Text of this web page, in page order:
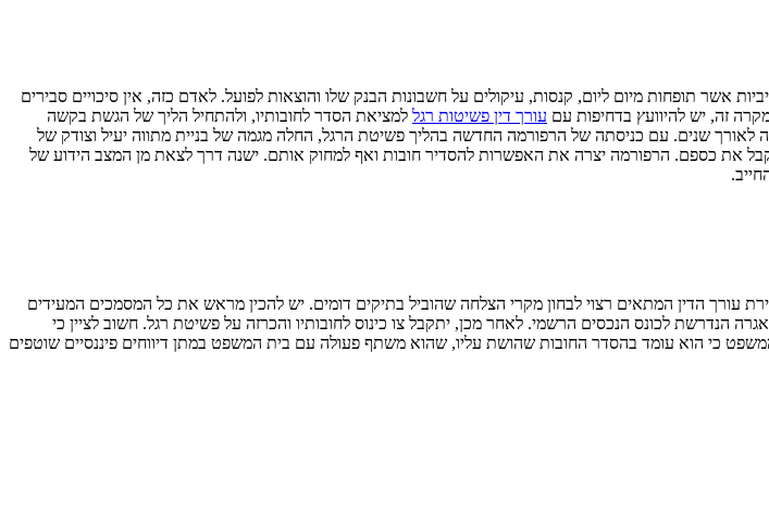
אשר תופחות מיום ליום, קנסות, עיקולים על חשבונות הבנק שלו והוצאות לפועל. לאדם כזה, אין סיכויים סבירים
זה, יש להיוועץ בדחיפות עם עורך דין פשיטות רגל למציאת הסדר לחובותיו, ולהתחיל הליך של הגשת בקשה
לאורך שנים. עם כניסתה של הרפורמה החדשה בהליך פשיטת הרגל, החלה מגמה של בניית מתווה יעיל וצודק של
לקבל את כספם. הרפורמה יצרה את האפשרות להסדיר חובות ואף למחוק אותם. ישנה דרך לצאת מן המצב הידוע של
עורך הדין המתאים רצוי לבחון מקרי הצלחה שהוביל בתיקים דומים. יש להכין מראש את כל המסמכים המעידים
לכונס הנכסים הרשמי. לאחר מכן, יתקבל צו כינוס לחובותיו והכרזה על פשיטת רגל. חשוב לציין כי
כי הוא עומד בהסדר החובות שהושת עליו, שהוא משתף פעולה עם בית המשפט במתן דיווחים פיננסיים שוטפים